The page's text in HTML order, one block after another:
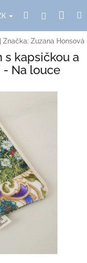
HledatPřihlášení
Značka: Zuzana Honsová
kapsičkou a
Na louce